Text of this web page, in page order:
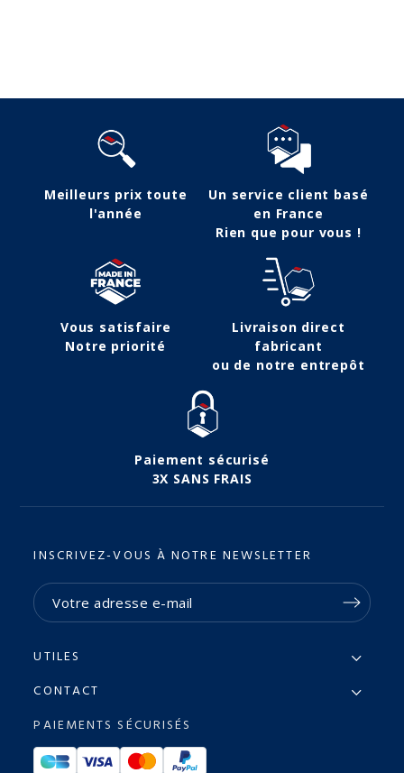
Meilleurs prix toute
l'année
Un service client basé
en France
Rien que pour vous !
Vous satisfaire
Notre priorité
Livraison direct
fabricant
ou de notre entrepôt
Paiement sécurisé
3X SANS FRAIS
INSCRIVEZ-VOUS À NOTRE NEWSLETTER
UTILES
CONTACT
PAIEMENTS SÉCURISÉS